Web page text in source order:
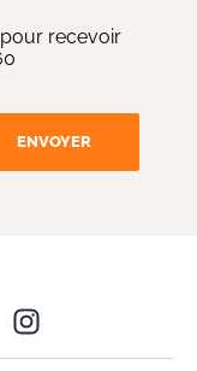
recevoir
ENVOYER